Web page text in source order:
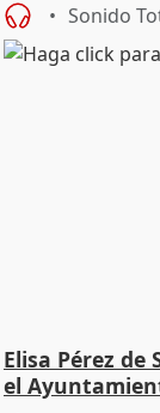
Sonido
Elisa Pérez de
el